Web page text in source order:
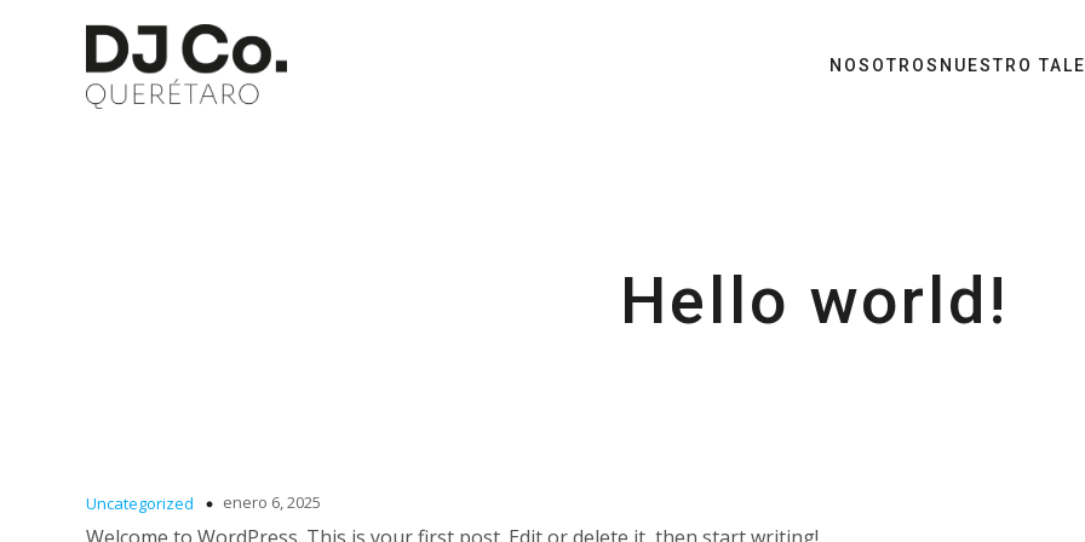
NOSOTROS NUESTRO
Hello world!
Uncategorized enero 6, 2025